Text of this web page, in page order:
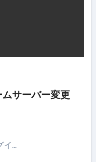
サーバー変更
イ…